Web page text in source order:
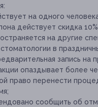
на одного
действует скидка
на другие
в
запись на
опаздывает более
право перенести
сообщить об